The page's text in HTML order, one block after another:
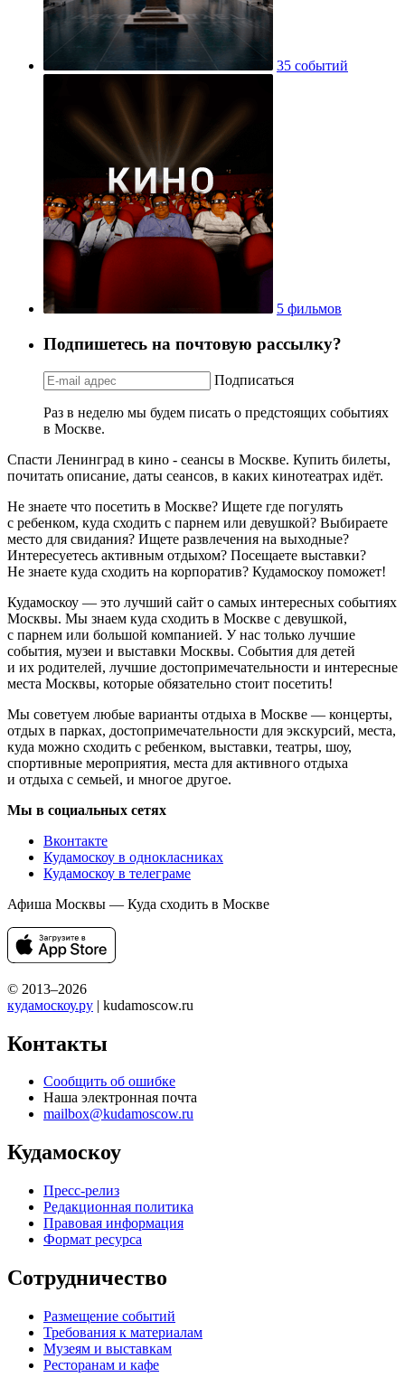
35 событий
5 фильмов
Подпишетесь на почтовую рассылку?
Подписаться
Раз в неделю мы будем писать о предстоящих событиях
в Москве.
Спасти Ленинград в кино - сеансы в Москве. Купить билеты,
почитать описание, даты сеансов, в каких кинотеатрах идёт.
Не знаете что посетить в Москве? Ищете где погулять
с ребенком, куда сходить с парнем или девушкой? Выбираете
место для свидания? Ищете развлечения на выходные?
Интересуетесь активным отдыхом? Посещаете выставки?
Не знаете куда сходить на корпоратив? Кудамоскоу поможет!
Кудамоскоу — это лучший сайт о самых интересных событиях
Москвы. Мы знаем куда сходить в Москве с девушкой,
с парнем или большой компанией. У нас только лучшие
события, музеи и выставки Москвы. События для детей
и их родителей, лучшие достопримечательности и интересные
места Москвы, которые обязательно стоит посетить!
Мы советуем любые варианты отдыха в Москве — концерты,
отдых в парках, достопримечательности для экскурсий, места,
куда можно сходить с ребенком, выставки, театры, шоу,
спортивные мероприятия, места для активного отдыха
и отдыха с семьей, и многое другое.
Мы в социальных сетях
Вконтакте
Кудамоскоу в однокласниках
Кудамоскоу в телеграме
Афиша Москвы — Куда сходить в Москве
© 2013–2026
кудамоскоу.ру | kudamoscow.ru
Контакты
Сообщить об ошибке
Наша электронная почта
mailbox@kudamoscow.ru
Кудамоскоу
Пресс-релиз
Редакционная политика
Правовая информация
Формат ресурса
Сотрудничество
Размещение событий
Требования к материалам
Музеям и выставкам
Ресторанам и кафе